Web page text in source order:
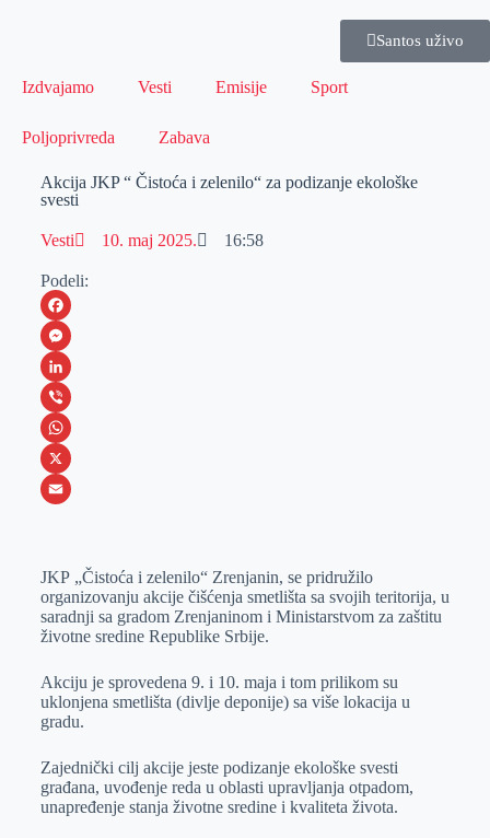
Santos uživo
Izdvajamo Vesti Emisije Sport
Poljoprivreda Zabava
Akcija JKP “ Čistoća i zelenilo“ za podizanje ekološke
svesti
Vesti 10. maj 2025. 16:58
Podeli:
F
a
c
e
b
o
M
e
s
s
e
e
r
L
i
n
k
I
n
V
i
b
W
h
s
A
p
p
X
a
i
l
JKP „Čistoća i zelenilo“ Zrenjanin, se pridružilo
organizovanju akcije čišćenja smetlišta sa svojih teritorija, u
saradnji sa gradom Zrenjaninom i Ministarstvom za zaštitu
životne sredine Republike Srbije.
Akciju je sprovedena 9. i 10. maja i tom prilikom su
uklonjena smetlišta (divlje deponije) sa više lokacija u
gradu.
Zajednički cilj akcije jeste podizanje ekološke svesti
građana, uvođenje reda u oblasti upravljanja otpadom,
unapređenje stanja životne sredine i kvaliteta života.